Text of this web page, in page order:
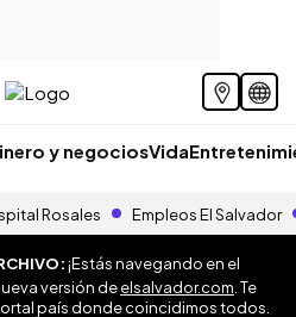
y negociosVida
Rosales Empleos El Salvador
¡Estás navegando en el
versión deelsalvador.com . Te
país donde coincidimos todos.